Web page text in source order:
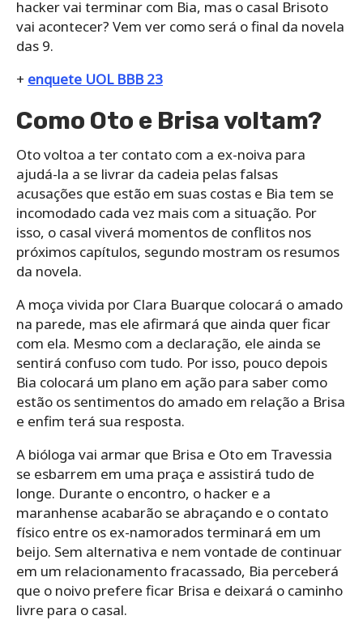
hacker vai terminar com Bia, mas o casal Brisoto
vai acontecer? Vem ver como será o final da novela
das 9.
+ enquete UOL BBB 23
Como Oto e Brisa voltam?
Oto voltoa a ter contato com a ex-noiva para
ajudá-la a se livrar da cadeia pelas falsas
acusações que estão em suas costas e Bia tem se
incomodado cada vez mais com a situação. Por
isso, o casal viverá momentos de conflitos nos
próximos capítulos, segundo mostram os resumos
da novela.
A moça vivida por Clara Buarque colocará o amado
na parede, mas ele afirmará que ainda quer ficar
com ela. Mesmo com a declaração, ele ainda se
sentirá confuso com tudo. Por isso, pouco depois
Bia colocará um plano em ação para saber como
estão os sentimentos do amado em relação a Brisa
e enfim terá sua resposta.
A bióloga vai armar que Brisa e Oto em Travessia
se esbarrem em uma praça e assistirá tudo de
longe. Durante o encontro, o hacker e a
maranhense acabarão se abraçando e o contato
físico entre os ex-namorados terminará em um
beijo. Sem alternativa e nem vontade de continuar
em um relacionamento fracassado, Bia perceberá
que o noivo prefere ficar Brisa e deixará o caminho
livre para o casal.